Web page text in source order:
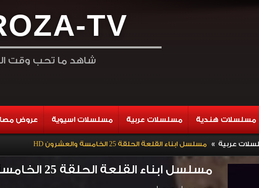
OZA-TV
شاهد ما تحب وقت
مسلسلات هندية مسلسلات عربية مسلسلات اسيوية عروض
عربية » مسلسل ابناء القلعة الحلقة 25 الخامسة والعشرون HD
مسلسل ابناء القلعة الحلقة 25 الخامسة والعشرون HD